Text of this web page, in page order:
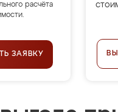
расчёта
ЗАЯВКУ